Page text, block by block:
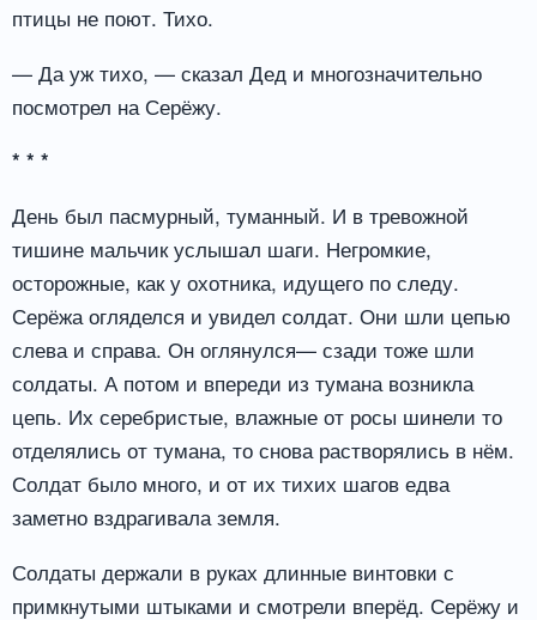
птицы не поют. Тихо.
— Да уж тихо, — сказал Дед и многозначительно
посмотрел на Серёжу.
* * *
День был пасмурный, туманный. И в тревожной
тишине мальчик услышал шаги. Негромкие,
осторожные, как у охотника, идущего по следу.
Серёжа огляделся и увидел солдат. Они шли цепью
слева и справа. Он оглянулся— сзади тоже шли
солдаты. А потом и впереди из тумана возникла
цепь. Их серебристые, влажные от росы шинели то
отделялись от тумана, то снова растворялись в нём.
Солдат было много, и от их тихих шагов едва
заметно вздрагивала земля.
Солдаты держали в руках длинные винтовки с
примкнутыми штыками и смотрели вперёд. Серёжу и